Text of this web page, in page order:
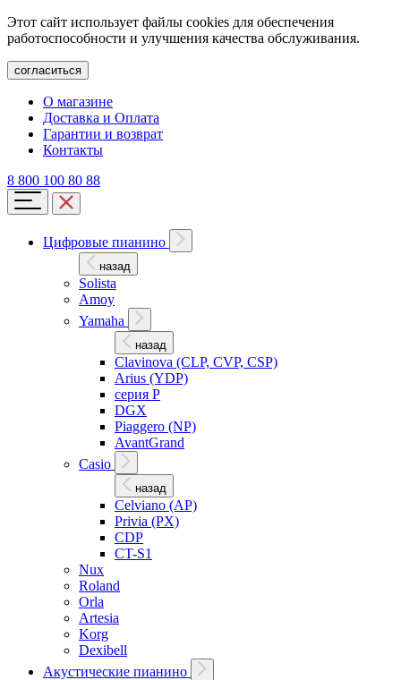
Этот сайт использует файлы cookies для обеспечения
работоспособности и улучшения качества обслуживания.
согласиться
О магазине
Доставка и Оплата
Гарантии и возврат
Контакты
8 800 100 80 88
Цифровые пианино
назад
Solista
Amoy
Yamaha
назад
Clavinova (CLP, CVP, CSP)
Arius (YDP)
серия P
DGX
Piaggero (NP)
AvantGrand
Casio
назад
Celviano (AP)
Privia (PX)
CDP
CT-S1
Nux
Roland
Orla
Artesia
Korg
Dexibell
Акустические пианино